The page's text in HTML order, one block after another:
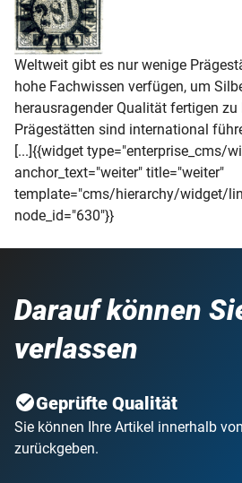
Weltweit gibt es nur wenige
hohe Fachwissen verfügen, um
herausragender Qualität fertigen
Prägestätten sind international
[...]{{widget type="enterprise_cms/
anchor_text="weiter" title="weiter"
template="cms/hierarchy/widget/
node_id="630"}}
Darauf können
verlassen
Geprüfte Qualität
Sie können Ihre Artikel innerhalb
zurückgeben.